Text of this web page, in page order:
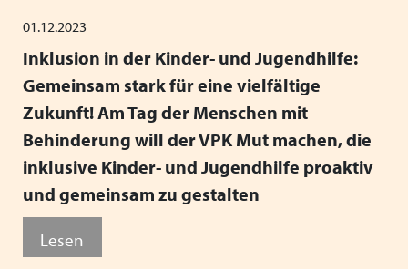
01.12.2023
Inklusion in der Kinder- und Jugendhilfe:
Gemeinsam stark für eine vielfältige
Zukunft! Am Tag der Menschen mit
Behinderung will der VPK Mut machen, die
inklusive Kinder- und Jugendhilfe proaktiv
und gemeinsam zu gestalten
Lesen